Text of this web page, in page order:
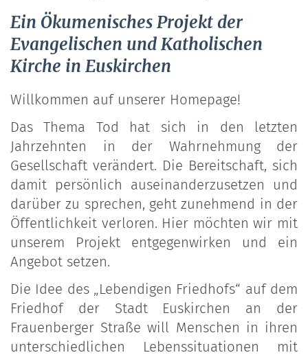
Ein Ökumenisches Projekt der
Evangelischen und Katholischen
Kirche in Euskirchen
Willkommen auf unserer Homepage!
Das Thema Tod hat sich in den letzten
Jahrzehnten in der Wahrnehmung der
Gesellschaft verändert. Die Bereitschaft, sich
damit persönlich auseinanderzusetzen und
darüber zu sprechen, geht zunehmend in der
Öffentlichkeit verloren. Hier möchten wir mit
unserem Projekt entgegenwirken und ein
Angebot setzen.
Die Idee des „Lebendigen Friedhofs“ auf dem
Friedhof der Stadt Euskirchen an der
Frauenberger Straße will Menschen in ihren
unterschiedlichen Lebenssituationen mit